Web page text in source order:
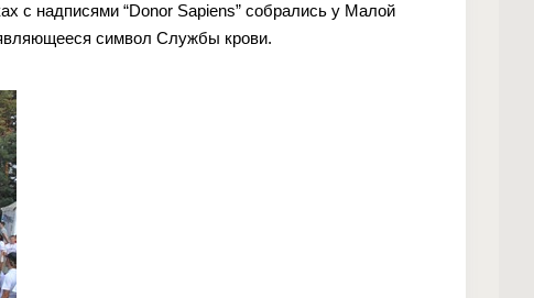
с надписями “Donor Sapiens” собрались у Малой
символ Службы крови.